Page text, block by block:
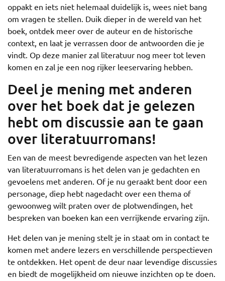
oppakt en iets niet helemaal duidelijk is, wees niet bang
om vragen te stellen. Duik dieper in de wereld van het
boek, ontdek meer over de auteur en de historische
context, en laat je verrassen door de antwoorden die je
vindt. Op deze manier zal literatuur nog meer tot leven
komen en zal je een nog rijker leeservaring hebben.
Deel je mening met anderen
over het boek dat je gelezen
hebt om discussie aan te gaan
over literatuurromans!
Een van de meest bevredigende aspecten van het lezen
van literatuurromans is het delen van je gedachten en
gevoelens met anderen. Of je nu geraakt bent door een
personage, diep hebt nagedacht over een thema of
gewoonweg wilt praten over de plotwendingen, het
bespreken van boeken kan een verrijkende ervaring zijn.
Het delen van je mening stelt je in staat om in contact te
komen met andere lezers en verschillende perspectieven
te ontdekken. Het opent de deur naar levendige discussies
en biedt de mogelijkheid om nieuwe inzichten op te doen.